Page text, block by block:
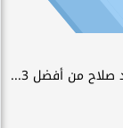
من أفضل 3...